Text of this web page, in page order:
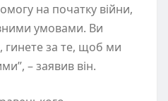
на початку війни,
умовами. Ви
гинете за те, щоб ми
– заявив він.